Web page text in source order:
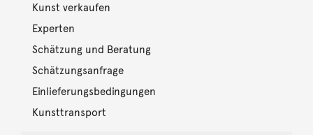
Kunst verkaufen
Experten
Schätzung und Beratung
Schätzungsanfrage
Einlieferungsbedingungen
Kunsttransport